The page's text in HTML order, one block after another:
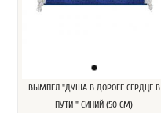
ВЫМПЕЛ "ДУША В ДОРОГЕ СЕРДЦЕ В
ПУТИ " СИНИЙ (50 СМ)